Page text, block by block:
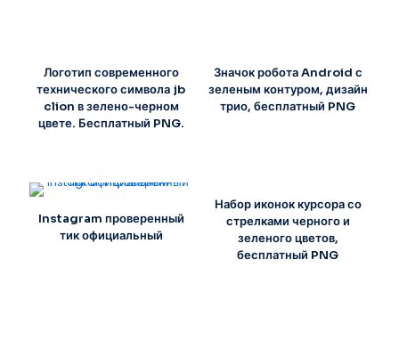
Логотип современного
технического символа jb
clion в зелено-черном
цвете. Бесплатный PNG.
Значок робота Android с
зеленым контуром, дизайн
трио, бесплатный PNG
Instagram проверенный
тик официальный
Набор иконок курсора со
стрелками черного и
зеленого цветов,
бесплатный PNG